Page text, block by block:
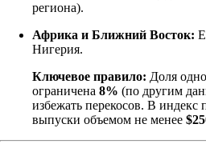
региона).
Африка и Ближний Восток:
Нигерия.
Ключевое правило: Доля
ограничена 8% (по другим
избежать перекосов. В индекс
выпуски объемом не менее